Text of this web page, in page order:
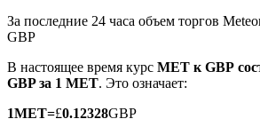
Деривативы на акции, форекс,
сырьевые товары
За последние 24 часа объем торгов
GBP
В настоящее время курс MET к GBP
GBP за 1 MET. Это означает:
1MET=£0.12328GBP